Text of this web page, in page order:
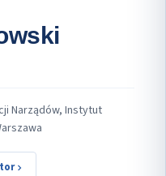
Narządów, Instytut